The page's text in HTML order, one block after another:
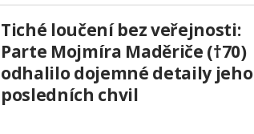
Tiché loučení bez veřejnosti:
Parte Mojmíra Maděriče (†70)
odhalilo dojemné detaily jeho
posledních chvil